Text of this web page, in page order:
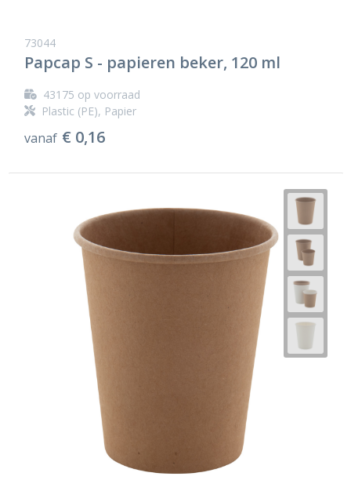
73044
Papcap S - papieren beker, 120 ml
43175 op voorraad
Plastic (PE), Papier
vanaf € 0,16